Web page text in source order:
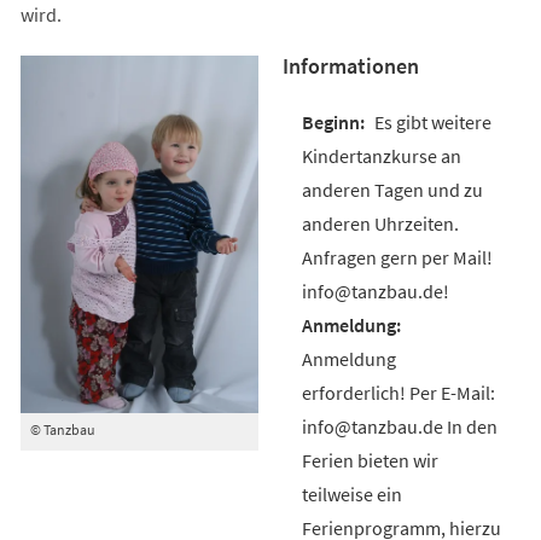
wird.
© Tanzbau
Informationen
Es gibt weitere
Kindertanzkurse an
anderen Tagen und zu
anderen Uhrzeiten.
Anfragen gern per Mail!
info@tanzbau.de!
Anmeldung
erforderlich! Per E-Mail:
info@tanzbau.de In den
Ferien bieten wir
teilweise ein
Ferienprogramm, hierzu